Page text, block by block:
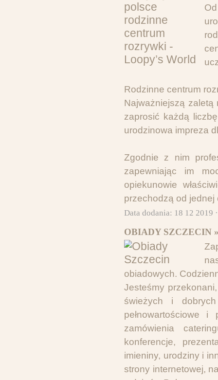
Rodzinne centrum
Najważniejszą
zaprosić każdą
urodzinowa impreza
Zgodnie z nim
zapewniając im
opiekunowie
przechodzą od jednej
Data dodania: 18 12 2019
OBIADY SZCZECIN
obiadowych.
Jesteśmy
świeżych i
pełnowartościowe
zamówienia
konferencje,
imieniny, urodziny i
strony internetowej,